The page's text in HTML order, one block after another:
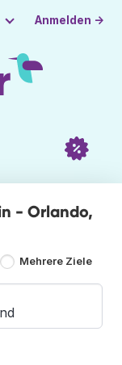
Anmelden →
- Orlando,
Mehrere Ziele